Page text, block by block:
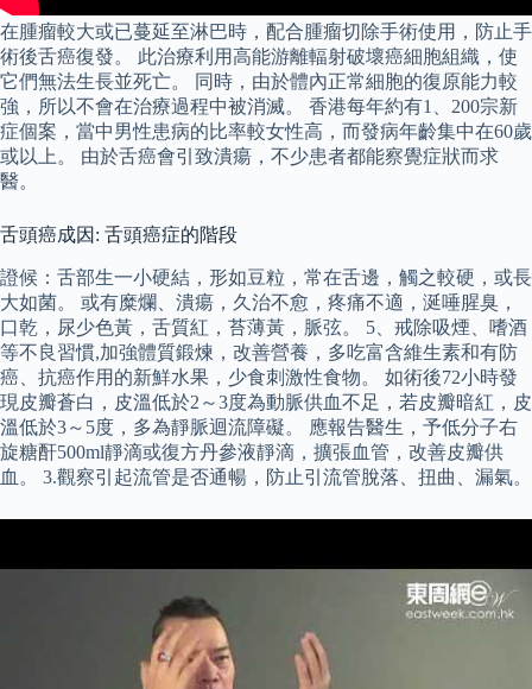
在腫瘤較大或已蔓延至淋巴時，配合腫瘤切除手術使用，防止手
術後舌癌復發。 此治療利用高能游離輻射破壞癌細胞組織，使
它們無法生長並死亡。 同時，由於體內正常細胞的復原能力較
強，所以不會在治療過程中被消滅。 香港每年約有1、200宗新
症個案，當中男性患病的比率較女性高，而發病年齡集中在60歲
或以上。 由於舌癌會引致潰瘍，不少患者都能察覺症狀而求
醫。
舌頭癌成因: 舌頭癌症的階段
證候：舌部生一小硬結，形如豆粒，常在舌邊，觸之較硬，或長
大如菌。 或有糜爛、潰瘍，久治不愈，疼痛不適，涎唾腥臭，
口乾，尿少色黃，舌質紅，苔薄黃，脈弦。 5、戒除吸煙、嗜酒
等不良習慣,加強體質鍛煉，改善營養，多吃富含維生素和有防
癌、抗癌作用的新鮮水果，少食刺激性食物。 如術後72小時發
現皮瓣蒼白，皮溫低於2～3度為動脈供血不足，若皮瓣暗紅，皮
溫低於3～5度，多為靜脈迴流障礙。 應報告醫生，予低分子右
旋糖酐500ml靜滴或復方丹參液靜滴，擴張血管，改善皮瓣供
血。 3.觀察引起流管是否通暢，防止引流管脫落、扭曲、漏氣。